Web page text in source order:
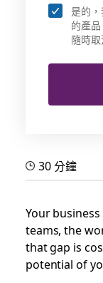
是的
的產
隨時取
30 分鐘
Your
teams, the
that gap is
potential of